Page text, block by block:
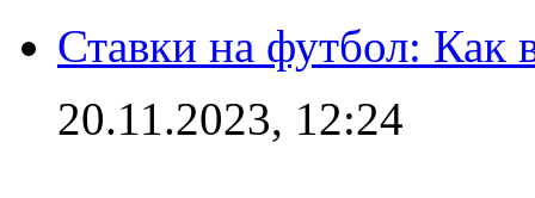
Ставки на футбол: Как
20.11.2023, 12:24